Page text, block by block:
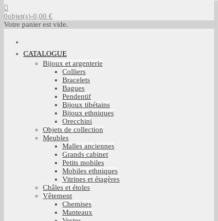
0objet(s)-0,00 €
Votre panier est vide.
CATALOGUE
Bijoux et argenterie
Colliers
Bracelets
Bagues
Pendentif
Bijoux tibétains
Bijoux ethniques
Orecchini
Objets de collection
Meubles
Malles anciennes
Grands cabinet
Petits mobiles
Mobiles ethniques
Vitrines et étagères
Châles et étoles
Vêtement
Chemises
Manteaux